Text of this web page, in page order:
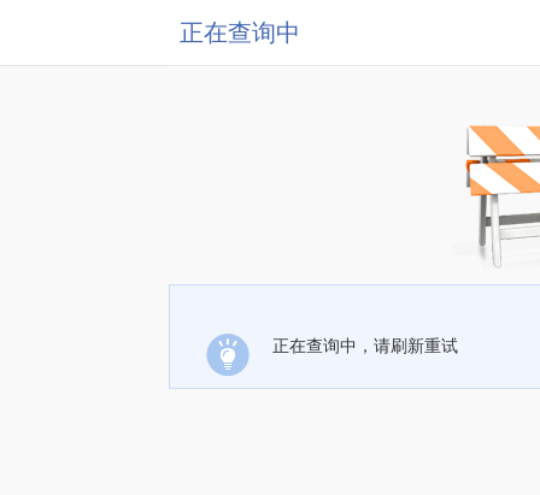
正在查询中
正在查询中，请刷新重试